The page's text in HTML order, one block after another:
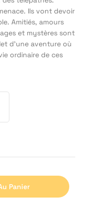
Ils vont devoir
Amitiés, amours
et mystères sont
d’une aventure où
ordinaire de ces
Panier